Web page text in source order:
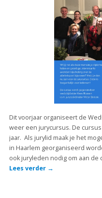
Dit voorjaar organiseert de
weer een jurycursus. De
jaar. Als jurylid maak je het
in Haarlem georganiseerd
ook juryleden nodig om aan
Lees verder →